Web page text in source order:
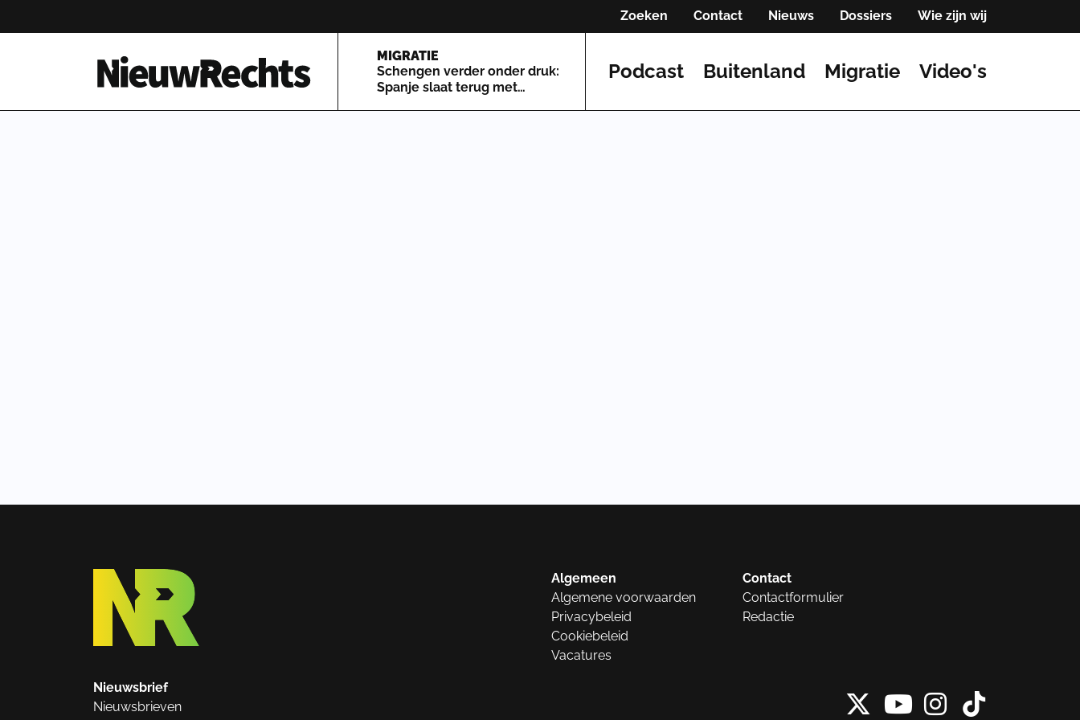
Zoeken Contact Nieuws Dossiers Wie zijn wij
Homepage van NieuwRechts
MIGRATIE
Schengen verder onder druk:
Spanje slaat terug met
Podcast Buitenland Migratie Video's
Algemeen
Algemene voorwaarden
Privacybeleid
Cookiebeleid
Vacatures
Contact
Contactformulier
Redactie
Nieuwsbrief
Nieuwsbrieven
X vanInstagram
Tiktok